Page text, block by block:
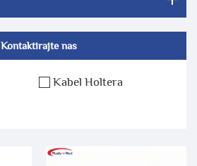
Kontaktirajte nas
Kabel Holtera